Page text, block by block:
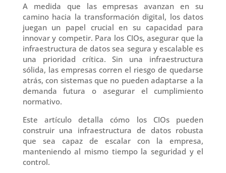
A medida que las empresas avanzan en su
camino hacia la transformación digital, los datos
juegan un papel crucial en su capacidad para
innovar y competir. Para los CIOs, asegurar que la
infraestructura de datos sea segura y escalable es
una prioridad crítica. Sin una infraestructura
sólida, las empresas corren el riesgo de quedarse
atrás, con sistemas que no pueden adaptarse a la
demanda futura o asegurar el cumplimiento
normativo.
Este artículo detalla cómo los CIOs pueden
construir una infraestructura de datos robusta
que sea capaz de escalar con la empresa,
manteniendo al mismo tiempo la seguridad y el
control.